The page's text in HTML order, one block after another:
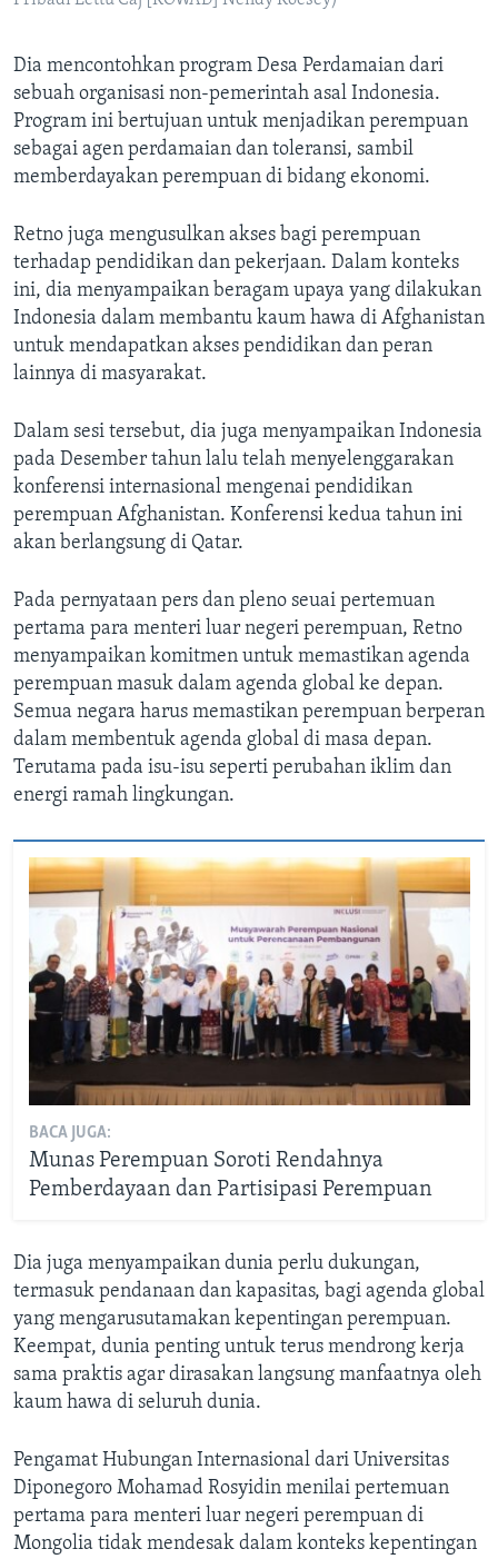
Dia mencontohkan program Desa Perdamaian dari
sebuah organisasi non-pemerintah asal Indonesia.
Program ini bertujuan untuk menjadikan perempuan
sebagai agen perdamaian dan toleransi, sambil
memberdayakan perempuan di bidang ekonomi.
Retno juga mengusulkan akses bagi perempuan
terhadap pendidikan dan pekerjaan. Dalam konteks
ini, dia menyampaikan beragam upaya yang dilakukan
Indonesia dalam membantu kaum hawa di Afghanistan
untuk mendapatkan akses pendidikan dan peran
lainnya di masyarakat.
Dalam sesi tersebut, dia juga menyampaikan Indonesia
pada Desember tahun lalu telah menyelenggarakan
konferensi internasional mengenai pendidikan
perempuan Afghanistan. Konferensi kedua tahun ini
akan berlangsung di Qatar.
Pada pernyataan pers dan pleno seuai pertemuan
pertama para menteri luar negeri perempuan, Retno
menyampaikan komitmen untuk memastikan agenda
perempuan masuk dalam agenda global ke depan.
Semua negara harus memastikan perempuan berperan
dalam membentuk agenda global di masa depan.
Terutama pada isu-isu seperti perubahan iklim dan
energi ramah lingkungan.
BACA JUGA:
Munas Perempuan Soroti Rendahnya
Pemberdayaan dan Partisipasi Perempuan
Dia juga menyampaikan dunia perlu dukungan,
termasuk pendanaan dan kapasitas, bagi agenda global
yang mengarusutamakan kepentingan perempuan.
Keempat, dunia penting untuk terus mendrong kerja
sama praktis agar dirasakan langsung manfaatnya oleh
kaum hawa di seluruh dunia.
Pengamat Hubungan Internasional dari Universitas
Diponegoro Mohamad Rosyidin menilai pertemuan
pertama para menteri luar negeri perempuan di
Mongolia tidak mendesak dalam konteks kepentingan